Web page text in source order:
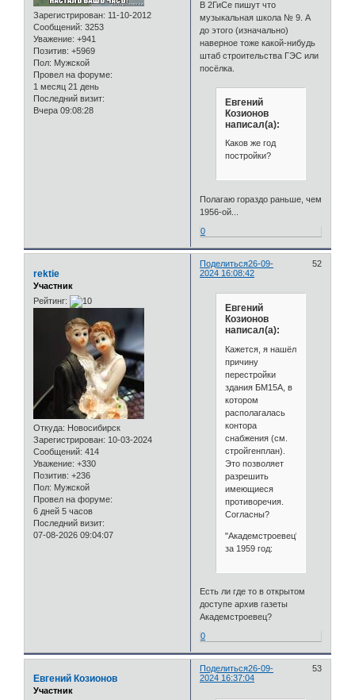
Зарегистрирован: 11-10-2012
Сообщений: 3253
Уважение: +941
Позитив: +5969
Пол: Мужской
Провел на форуме:
1 месяц 21 день
Последний визит:
Вчера 09:08:28
В 2ГиСе пишут что
музыкальная школа № 9. А
до этого (изначально)
наверное тоже какой-нибудь
штаб строительства ГЭС или
посёлка.
Евгений
Козионов
написал(а):
Каков же год
постройки?
Полагаю гораздо раньше, чем
1956-ой...
0
Поделиться 52
26-09-
2024 16:08:42
rektie
Участник
Рейтинг:
Откуда: Новосибирск
Зарегистрирован: 10-03-2024
Сообщений: 414
Уважение: +330
Позитив: +236
Пол: Мужской
Провел на форуме:
6 дней 5 часов
Последний визит:
07-08-2026 09:04:07
Евгений
Козионов
написал(а):
Кажется, я нашёл
причину
перестройки
здания БМ15А, в
котором
располагалась
контора
снабжения (см.
стройгенплан).
Это позволяет
разрешить
имеющиеся
противоречия.
Согласны?
"Академстроевец"
за 1959 год:
Есть ли где то в открытом
доступе архив газеты
Академстроевец?
0
Поделиться 53
26-09-
2024 16:37:04
Евгений Козионов
Участник